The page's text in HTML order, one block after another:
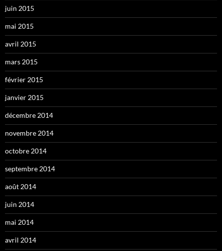
juin 2015
mai 2015
avril 2015
mars 2015
février 2015
janvier 2015
décembre 2014
novembre 2014
octobre 2014
septembre 2014
août 2014
juin 2014
mai 2014
avril 2014